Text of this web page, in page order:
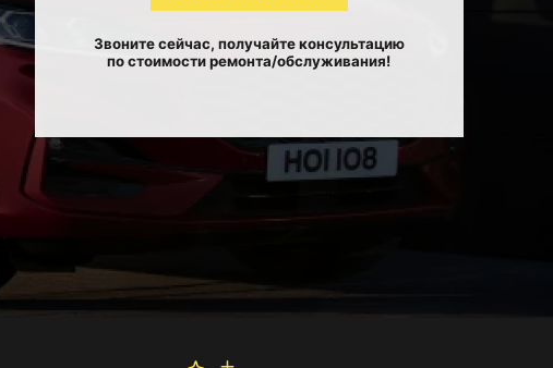
Звоните сейчас, получайте консультацию
по стоимости ремонта/обслуживания!